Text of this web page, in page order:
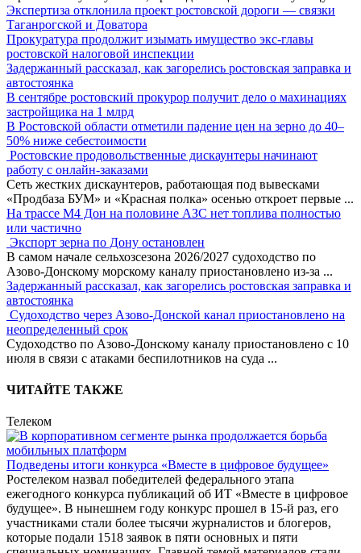
Экспертиза отклонила проект ростовской дороги — связки
Таганрогской и Доватора
Прокуратура продолжит изымать имущество экс-главы
ростовской налоговой инспекции
Задержанный рассказал, как загорелись ростовская заправка и
автостоянка
В сентябре ростовский прокурор получит дело о махинациях
застройщика на 1 млрд
В Ростовской области отметили падение цен на зерно до 40–
50% ниже себестоимости
Ростовские продовольственные дискаунтеры начинают
работу с онлайн-заказами
Сеть жестких дискаунтеров, работающая под вывесками
«Продбаза БУМ» и «Красная полка» осенью откроет первые ...
На трассе М4 Дон на половине АЗС нет топлива полностью
или частично
Экспорт зерна по Дону остановлен
В самом начале сельхозсезона 2026/2027 судоходство по
Азово-Донскому морскому каналу приостановлено из-за ...
Задержанный рассказал, как загорелись ростовская заправка и
автостоянка
Судоходство через Азово-Донской канал приостановлено на
неопределенный срок
Судоходство по Азово-Донскому каналу приостановлено с 10
июля в связи с атаками беспилотников на суда ...
ЧИТАЙТЕ ТАКЖЕ
Телеком
Подведены итоги конкурса «Вместе в цифровое будущее»
Ростелеком назвал победителей федерального этапа
ежегодного конкурса публикаций об ИТ «Вместе в цифровое
будущее». В нынешнем году конкурс прошел в 15-й раз, его
участниками стали более тысячи журналистов и блогеров,
которые подали 1518 заявок в пяти основных и пяти